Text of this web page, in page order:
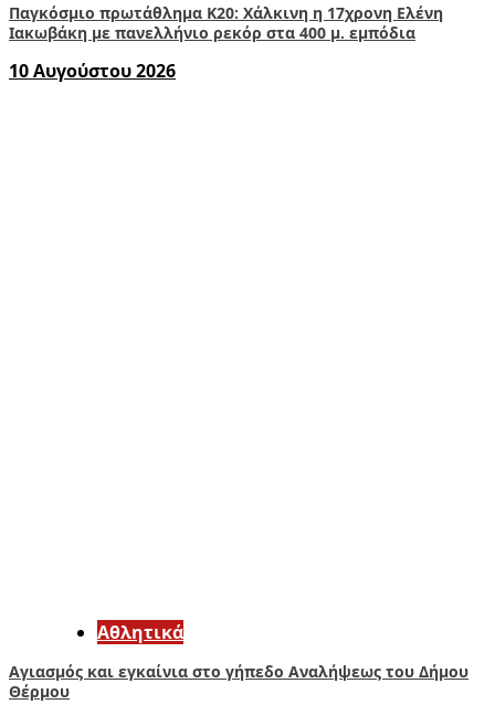
Παγκόσμιο πρωτάθλημα Κ20: Χάλκινη η 17χρονη Ελένη
Ιακωβάκη με πανελλήνιο ρεκόρ στα 400 μ. εμπόδια
10 Αυγούστου 2026
Αθλητικά
Αγιασμός και εγκαίνια στο γήπεδο Αναλήψεως του Δήμου
Θέρμου